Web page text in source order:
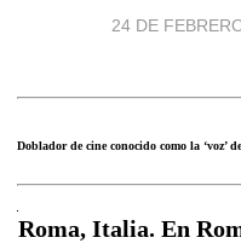
24 DE
Doblador de cine conocido como la ‘voz’
Roma, Italia. En